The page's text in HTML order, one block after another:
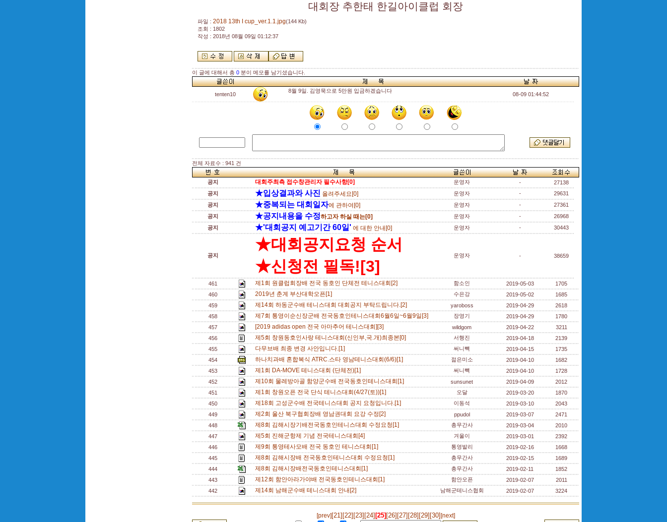
대회장 추한태 한길아이클럽 회장
파일 : 2018 13th I cup_ver.1.1.jpg(144 Kb)
조회 : 1802
작성 : 2018년 08월 09일 01:12:37
이 글에 대해서 총 0 분이 메모를 남기셨습니다.
tenten10
8월 9일. 김영묵으로 5만원 입금하겠습니다
08-09 01:44:52
전체 자료수 : 941 건
공지 대회주최측 접수창관리자 필수사항[0] 운영자 -
27138
공지
★입상결과와 사진 올려주세요[0] 운영자 -
29631
공지
★중복되는 대회일자에 관하여[0] 운영자 -
27361
공지
★공지내용을 수정하고자 하실 때는[0] 운영자 -
26968
공지
★'대회공지 예고기간 60일' 에 대한 안내[0] 운영자 - 30443
공지
★대회공지요청 순서
★신청전 필독![3]
운영자 - 38659
461 제1회 원클럽회장배 전국 동호인 단체전 테니스대회[2] 함소인 2019-05-03
1705
460
2019년 춘계 부산대학오픈[1] 수은강 2019-05-02
1685
459
제14회 하동군수배 테니스대회 대회공지 부탁드립니다.[2] yaroboss 2019-04-29
2618
458
제7회 통영이순신장군배 전국동호인테니스대회6월6일~6월9일[3] 장영기 2019-04-29
1780
457
[2019 adidas open 전국 아마추어 테니스대회][3] wildgom 2019-04-22
3211
456
제5회 창원동호인사랑 테니스대회(신인부,국.개)최종본[0] 서행진 2019-04-18
2139
455
다무브배 최종 변경 사안입니다.[1] 써니빽 2019-04-15
1735
454
하나치과배 혼합복식 ATRC.스타 영남테니스대회(6/6)[1] 젊은미소 2019-04-10
1682
453
제1회 DA-MOVE 테니스대회 (단체전)[1] 써니빽 2019-04-10
1728
452
제10회 물레방아골 함양군수배 전국동호인테니스대회[1] sunsunet 2019-04-09
2012
451
제1회 창원오픈 전국 단식 테니스대회(4/27(토))[1] 오달 2019-03-20
1870
450
제18회 고성군수배 전국테니스대회 공지 요청입니다.[1] 이동석 2019-03-10
2043
449
제2회 울산 북구협회장배 영남권대회 요강 수정[2] ppudol 2019-03-07
2471
448
제8회 김해시장기배전국동호인테니스대회 수정요청[1] 총무간사 2019-03-04
2010
447
제5회 진해군항제 기념 전국테니스대회[4] 겨울이 2019-03-01
2392
446
제9회 통영테사모배 전국 동호인 테니스대회[1] 통영발리 2019-02-16
1668
445
제8회 김해시장배 전국동호인테니스대회 수정요청[1] 총무간사 2019-02-15
1689
444
제8회 김해시장배전국동호인테니스대회[1] 총무간사 2019-02-11
1852
443
제12회 함안아라가야배 전국동호인테니스대회[1] 함안오픈 2019-02-07
2011
442
제14회 남해군수배 테니스대회 안내[2] 남해군테니스협회 2019-02-07 3224
[prev][21] [22] [23] [24] [25] [26] [27] [28] [29] [30] [next]